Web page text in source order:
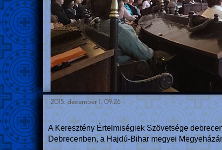
2015. december 1. 09:26
A Keresztény Értelmiségiek Szövetsége
Debrecenben, a Hajdú-Bihar megyei